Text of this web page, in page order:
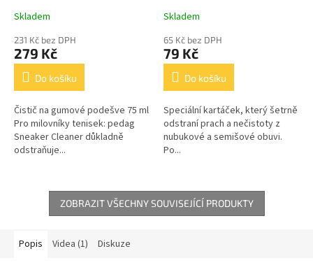
Skladem
231 Kč bez DPH
279 Kč
Do košíku
Čistič na gumové podešve 75 ml
Pro milovníky tenisek: pedag
Sneaker Cleaner důkladně
odstraňuje...
Skladem
65 Kč bez DPH
79 Kč
Do košíku
Speciální kartáček, který šetrně
odstraní prach a nečistoty z
nubukové a semišové obuvi.
Po...
ZOBRAZIT VŠECHNY SOUVISEJÍCÍ PRODUKTY
Popis Videa (1) Diskuze